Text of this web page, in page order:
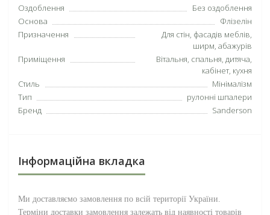
Оздоблення
Без оздоблення
Основа
Флізелін
Призначення
Для стін, фасадів меблів,
ширм, абажурів
Приміщення
Вітальня, спальня, дитяча,
кабінет, кухня
Стиль
Мінімалізм
Тип
рулонні шпалери
Бренд
Sanderson
Інформаційна вкладка
Ми доставляємо замовлення по всій території України.
Терміни доставки замовлення залежать від наявності товарів